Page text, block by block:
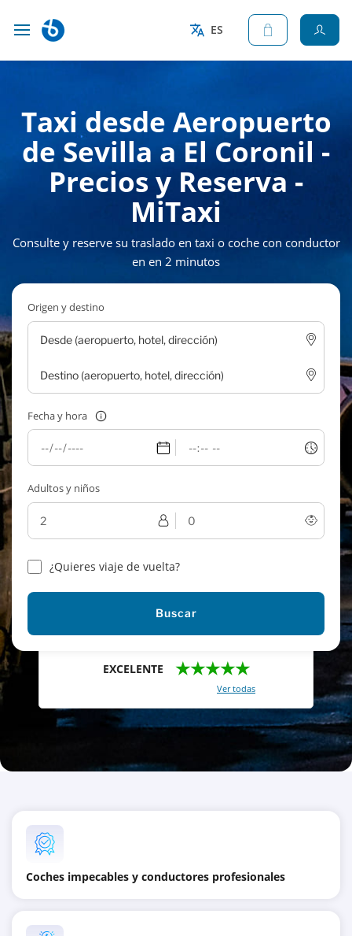
ES
Taxi desde Aeropuerto
de Sevilla a El Coronil -
Precios y Reserva -
MiTaxi
Consulte y reserve su traslado en taxi o coche con conductor
en en 2 minutos
Origen y destino
Fecha y hora
Adultos y niños
¿Quieres viaje de vuelta?
Buscar
EXCELENTE ★★★★★
Ver todas
Coches impecables y conductores profesionales